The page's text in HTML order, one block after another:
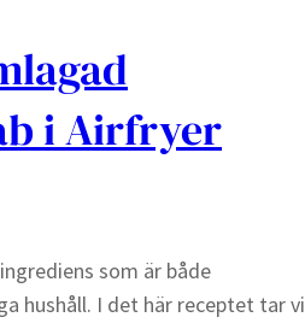
i Airfryer
som är både
hushåll. I det här receptet tar vi